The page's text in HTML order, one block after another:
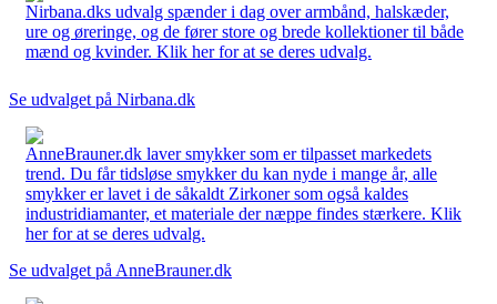
Nirbana.dks udvalg spænder i dag over armbånd, halskæder,
ure og øreringe, og de fører store og brede kollektioner til både
mænd og kvinder. Klik her for at se deres udvalg.
Se udvalget på Nirbana.dk
AnneBrauner.dk laver smykker som er tilpasset markedets
trend. Du får tidsløse smykker du kan nyde i mange år, alle
smykker er lavet i de såkaldt Zirkoner som også kaldes
industridiamanter, et materiale der næppe findes stærkere. Klik
her for at se deres udvalg.
Se udvalget på AnneBrauner.dk